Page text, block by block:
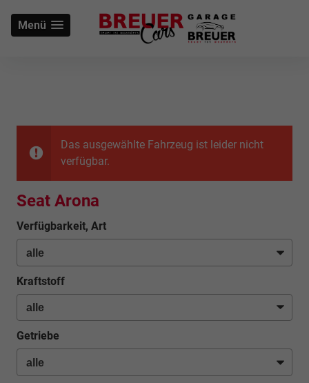
Menü
Das ausgewählte Fahrzeug ist leider nicht
verfügbar.
Seat Arona
Verfügbarkeit, Art
Kraftstoff
Getriebe